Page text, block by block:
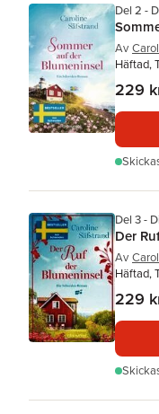
Del 2 -
Av
Häftad,
229
Del 3 -
Der
Av
Häftad,
229